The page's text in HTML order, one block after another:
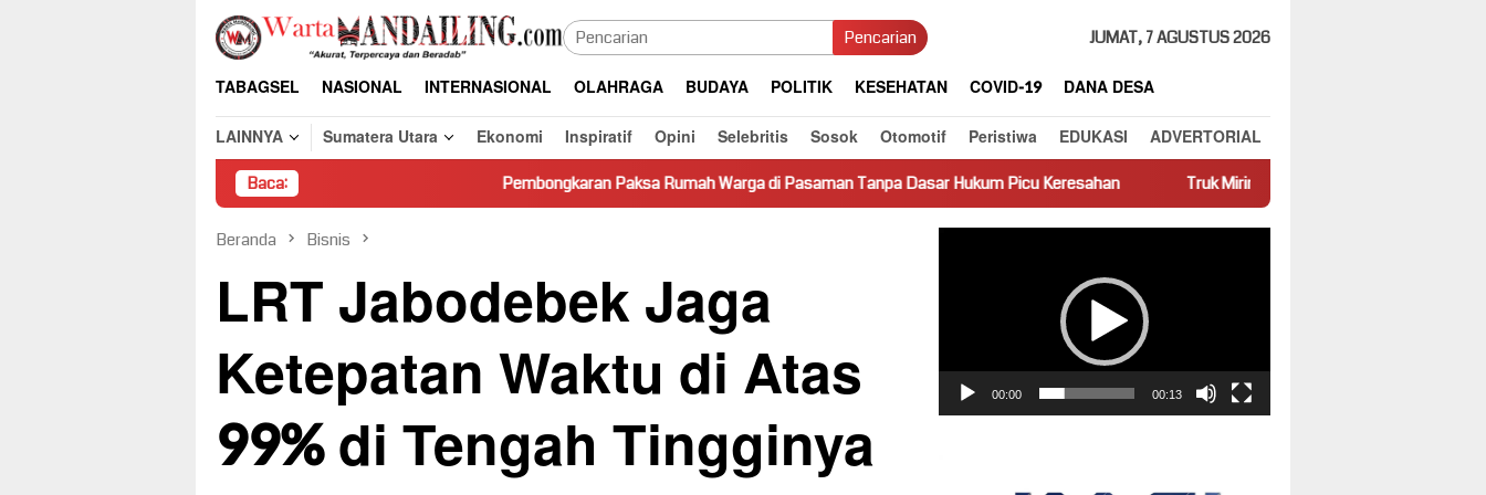
Loncat
konten
Pencarian JUMAT, 7 AGUSTUS 2026
TABAGSEL NASIONAL INTERNASIONAL OLAHRAGA BUDAYA POLITIK KESEHATAN COVID-19
DANA DESA
LAINNYA
Sumatera Utara Ekonomi Inspiratif Opini Selebritis Sosok Otomotif Peristiwa EDUKASI ADVERTORIAL
Baca: Pembongkaran Paksa Rumah Warga di Pasaman Tanpa Dasar Hukum Picu Keresahan Truk Miring Hambat Arus Lalu Lintas di Jalan Panti–Simpang
Beranda Bisnis
LRT Jabodebek Jaga
Ketepatan Waktu di Atas
99% di Tengah Tingginya
00:00 00:13